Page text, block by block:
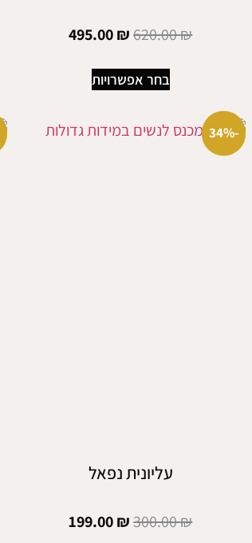
620.00₪
495.00₪
בחר אפשרויות
-34%
עליונית נפאל
300.00₪
199.00₪